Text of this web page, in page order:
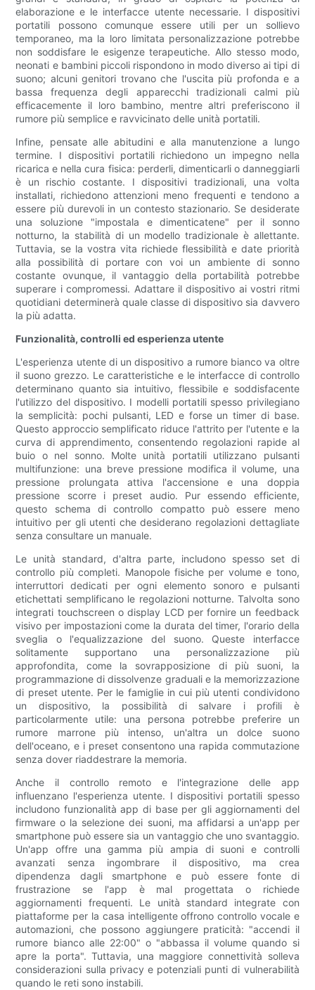
elaborazione e le interfacce utente necessarie. I dispositivi
portatili possono comunque essere utili per un sollievo
temporaneo, ma la loro limitata personalizzazione potrebbe
non soddisfare le esigenze terapeutiche. Allo stesso modo,
neonati e bambini piccoli rispondono in modo diverso ai tipi di
suono; alcuni genitori trovano che l'uscita più profonda e a
bassa frequenza degli apparecchi tradizionali calmi più
efficacemente il loro bambino, mentre altri preferiscono il
rumore più semplice e ravvicinato delle unità portatili.
Infine, pensate alle abitudini e alla manutenzione a lungo
termine. I dispositivi portatili richiedono un impegno nella
ricarica e nella cura fisica: perderli, dimenticarli o danneggiarli
è un rischio costante. I dispositivi tradizionali, una volta
installati, richiedono attenzioni meno frequenti e tendono a
essere più durevoli in un contesto stazionario. Se desiderate
una soluzione "impostala e dimenticatene" per il sonno
notturno, la stabilità di un modello tradizionale è allettante.
Tuttavia, se la vostra vita richiede flessibilità e date priorità
alla possibilità di portare con voi un ambiente di sonno
costante ovunque, il vantaggio della portabilità potrebbe
superare i compromessi. Adattare il dispositivo ai vostri ritmi
quotidiani determinerà quale classe di dispositivo sia davvero
la più adatta.
Funzionalità, controlli ed esperienza utente
L'esperienza utente di un dispositivo a rumore bianco va oltre
il suono grezzo. Le caratteristiche e le interfacce di controllo
determinano quanto sia intuitivo, flessibile e soddisfacente
l'utilizzo del dispositivo. I modelli portatili spesso privilegiano
la semplicità: pochi pulsanti, LED e forse un timer di base.
Questo approccio semplificato riduce l'attrito per l'utente e la
curva di apprendimento, consentendo regolazioni rapide al
buio o nel sonno. Molte unità portatili utilizzano pulsanti
multifunzione: una breve pressione modifica il volume, una
pressione prolungata attiva l'accensione e una doppia
pressione scorre i preset audio. Pur essendo efficiente,
questo schema di controllo compatto può essere meno
intuitivo per gli utenti che desiderano regolazioni dettagliate
senza consultare un manuale.
Le unità standard, d'altra parte, includono spesso set di
controllo più completi. Manopole fisiche per volume e tono,
interruttori dedicati per ogni elemento sonoro e pulsanti
etichettati semplificano le regolazioni notturne. Talvolta sono
integrati touchscreen o display LCD per fornire un feedback
visivo per impostazioni come la durata del timer, l'orario della
sveglia o l'equalizzazione del suono. Queste interfacce
solitamente supportano una personalizzazione più
approfondita, come la sovrapposizione di più suoni, la
programmazione di dissolvenze graduali e la memorizzazione
di preset utente. Per le famiglie in cui più utenti condividono
un dispositivo, la possibilità di salvare i profili è
particolarmente utile: una persona potrebbe preferire un
rumore marrone più intenso, un'altra un dolce suono
dell'oceano, e i preset consentono una rapida commutazione
senza dover riaddestrare la memoria.
Anche il controllo remoto e l'integrazione delle app
influenzano l'esperienza utente. I dispositivi portatili spesso
includono funzionalità app di base per gli aggiornamenti del
firmware o la selezione dei suoni, ma affidarsi a un'app per
smartphone può essere sia un vantaggio che uno svantaggio.
Un'app offre una gamma più ampia di suoni e controlli
avanzati senza ingombrare il dispositivo, ma crea
dipendenza dagli smartphone e può essere fonte di
frustrazione se l'app è mal progettata o richiede
aggiornamenti frequenti. Le unità standard integrate con
piattaforme per la casa intelligente offrono controllo vocale e
automazioni, che possono aggiungere praticità: "accendi il
rumore bianco alle 22:00" o "abbassa il volume quando si
apre la porta". Tuttavia, una maggiore connettività solleva
considerazioni sulla privacy e potenziali punti di vulnerabilità
quando le reti sono instabili.